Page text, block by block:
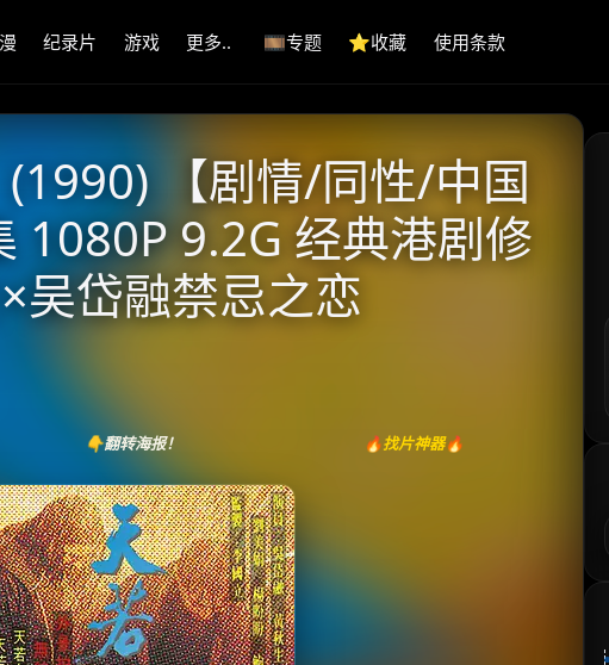
纪录片 游戏 更多.. 🎞️专题 ⭐️收藏 使用条款
(1990) 【剧情/同性/中国
1080P 9.2G 经典港剧修
吴岱融禁忌之恋
👇翻转海报！ 🔥找片神器🔥